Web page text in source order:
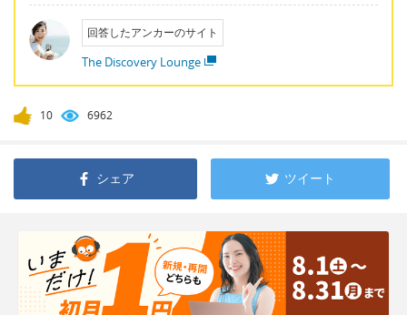
回答したアンカーのサイト
The Discovery Lounge
10 6962
シェア ツイート